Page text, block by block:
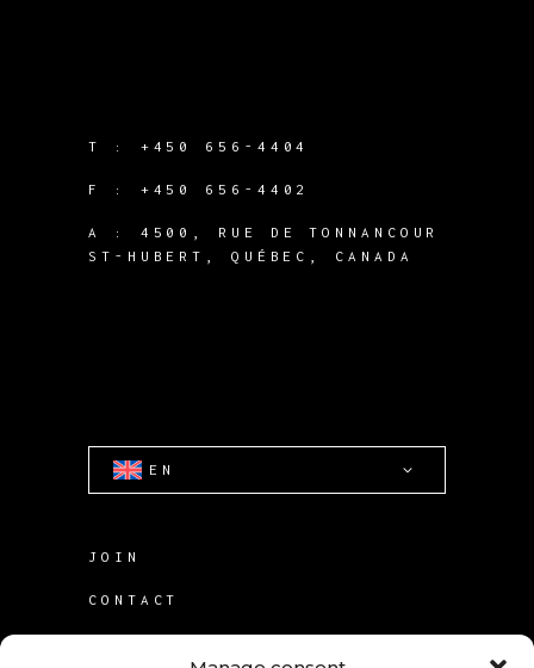
T : +450 656-4404
F : +450 656-4402
A : 4500, RUE DE TONNANCOUR
ST-HUBERT, QUÉBEC, CANADA
EN
JOIN
CONTACT